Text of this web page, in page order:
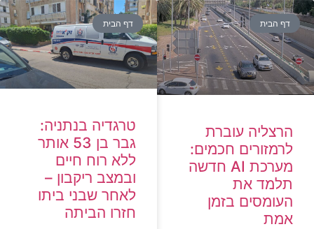
דף הבית
הרצליה עוברת
לרמזורים חכמים:
מערכת AI חדשה
תלמד את
העומסים בזמן
אמת
דף הבית
טרגדיה בנתניה:
גבר בן 53 אותר
ללא רוח חיים
ובמצב ריקבון –
לאחר שבני ביתו
חזרו הביתה